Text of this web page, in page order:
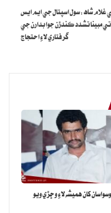
View
غلام شاھ: سول اسپتال جي ايم ايس
تي مبينا تشدد ڪندڙن جوابدارن جي
گرفتاري لاءِ احتجاج
کان هميشه لاءِ وڇڙي ويو